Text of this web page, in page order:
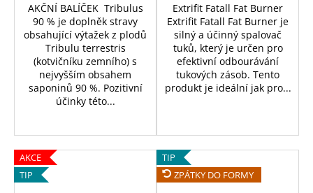
AKČNÍ BALÍČEK Tribulus
90 % je doplněk stravy
obsahující výtažek z plodů
Tribulu terrestris
(kotvičníku zemního) s
nejvyšším obsahem
saponinů 90 %. Pozitivní
účinky této...
Extrifit Fatall Fat Burner
Extrifit Fatall Fat Burner je
silný a účinný spalovač
tuků, který je určen pro
efektivní odbourávání
tukových zásob. Tento
produkt je ideální jak pro...
AKCE
TIP
TIP
ZPÁTKY DO FORMY